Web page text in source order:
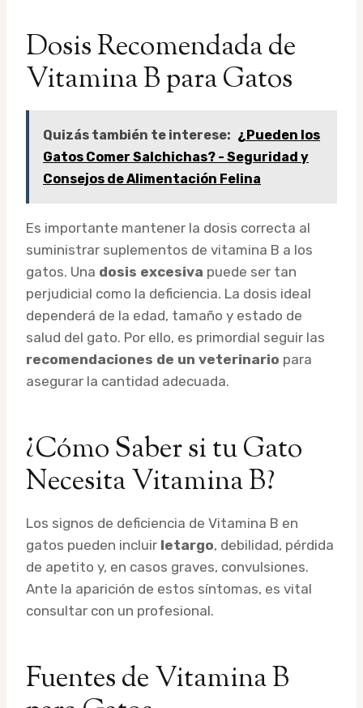
Dosis Recomendada de
Vitamina B para Gatos
Quizás también te interese: ¿Pueden los
Gatos Comer Salchichas? - Seguridad y
Consejos de Alimentación Felina
Es importante mantener la dosis correcta al
suministrar suplementos de vitamina B a los
gatos. Una dosis excesiva puede ser tan
perjudicial como la deficiencia. La dosis ideal
dependerá de la edad, tamaño y estado de
salud del gato. Por ello, es primordial seguir las
recomendaciones de un veterinario para
asegurar la cantidad adecuada.
¿Cómo Saber si tu Gato
Necesita Vitamina B?
Los signos de deficiencia de Vitamina B en
gatos pueden incluir letargo, debilidad, pérdida
de apetito y, en casos graves, convulsiones.
Ante la aparición de estos síntomas, es vital
consultar con un profesional.
Fuentes de Vitamina B